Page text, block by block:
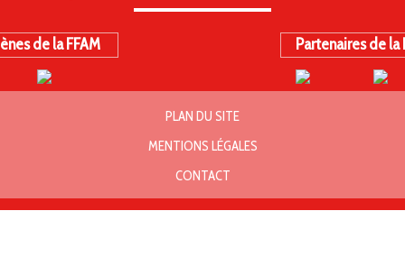
de la FFAM Partenaires de la
PLAN DU SITE
MENTIONS LÉGALES
CONTACT